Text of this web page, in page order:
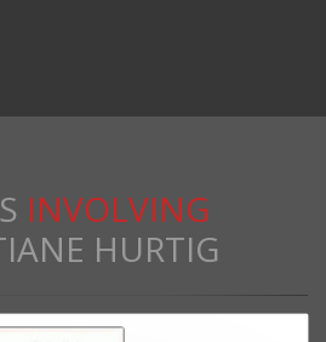
INVOLVING
HURTIG